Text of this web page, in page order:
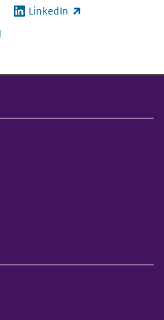
LinkedIn
(link is external)